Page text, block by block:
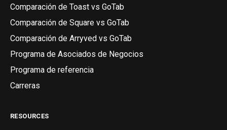
Comparación de Toast vs GoTab
Comparación de Square vs GoTab
Comparación de Arryved vs GoTab
Programa de Asociados de Negocios
Programa de referencia
Carreras
RESOURCES